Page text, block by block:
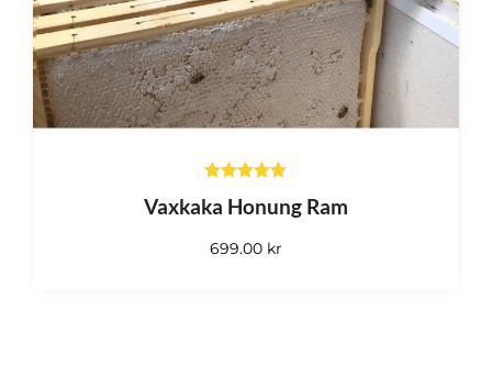
Läs
mer
Välj
alternativ
5.00 av 5
Vaxkaka Honung Ram
699.00 kr